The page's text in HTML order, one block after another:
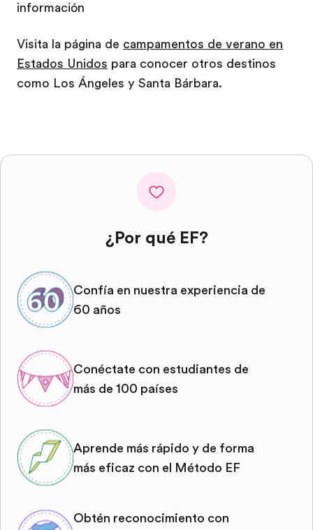
información
Visita la página de campamentos de verano en
Estados Unidos para conocer otros destinos
como Los Ángeles y Santa Bárbara.
¿Por qué EF?
Confía en nuestra experiencia de
60 años
Conéctate con estudiantes de
más de 100 países
Aprende más rápido y de forma
más eficaz con el Método EF
Obtén reconocimiento con